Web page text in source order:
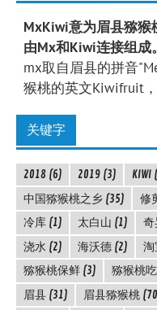
MxKiwi意为眉县猕猴
由Mx和Kiwi连接组成。
mx取自眉县的拼音
猴桃的英文Kiwifruit，
关键字
2018(6) 2019(3) KIWI
中国猕猴桃之乡(35) 修
冷库(1) 太白山 (1) 奇
浇水(2) 海沃德(2) 淘
猕猴桃保鲜(3) 猕猴桃
眉县(31) 眉县猕猴桃